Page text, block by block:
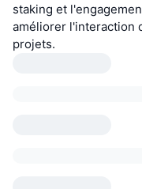
staking et
améliorer l'interaction
projets.